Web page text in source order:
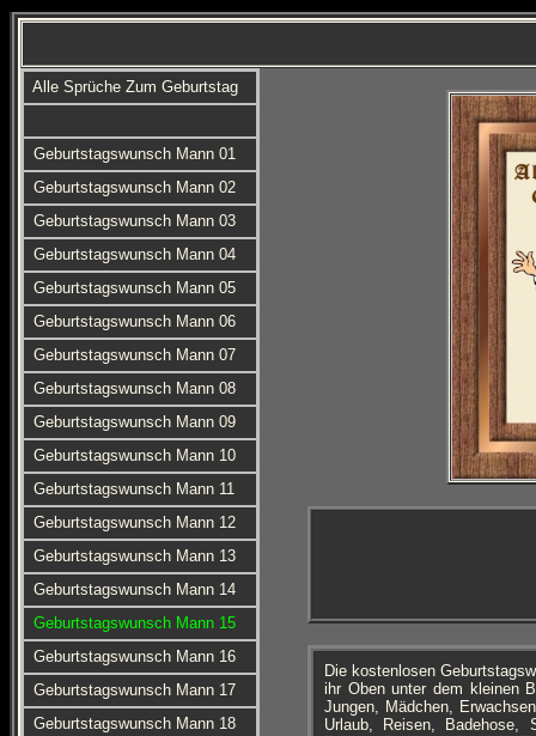
Alle Sprüche Zum Geburtstag
Geburtstagswunsch Mann 01
Geburtstagswunsch Mann 02
Geburtstagswunsch Mann 03
Geburtstagswunsch Mann 04
Geburtstagswunsch Mann 05
Geburtstagswunsch Mann 06
Geburtstagswunsch Mann 07
Geburtstagswunsch Mann 08
Geburtstagswunsch Mann 09
Geburtstagswunsch Mann 10
Geburtstagswunsch Mann 11
Geburtstagswunsch Mann 12
Geburtstagswunsch Mann 13
Geburtstagswunsch Mann 14
Geburtstagswunsch Mann 15
Geburtstagswunsch Mann 16
Geburtstagswunsch Mann 17
Geburtstagswunsch Mann 18
Die kostenlosen
ihr Oben unter dem kleinen
Jungen, Mädchen,
Urlaub, Reisen, Badehose,